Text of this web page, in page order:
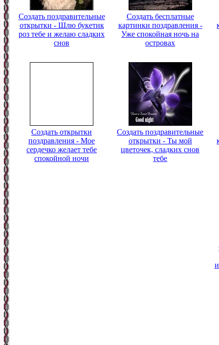
Создать поздравительные
открытки - Шлю букетик
роз тебе и желаю сладких
снов
Создать бесплатные
картинки поздравления -
Уже спокойная ночь на
островах
Создать открытки
поздравления - Мое
сердечко желает тебе
спокойной ночи
Создать поздравительные
открытки - Ты мой
цветочек, сладких снов
тебе